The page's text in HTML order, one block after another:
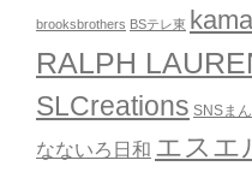
brooksbrothers BSテレ東
RALPH
SLCreations SNSま
なないろ日和 エスエ